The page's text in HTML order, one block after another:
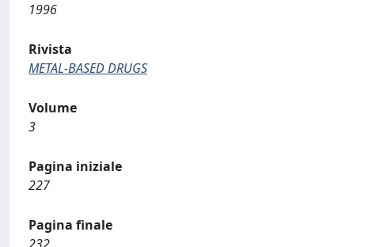
1996
Rivista
METAL-BASED DRUGS
Volume
3
Pagina iniziale
227
Pagina finale